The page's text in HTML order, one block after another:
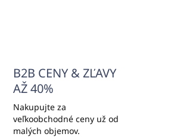
B2B CENY & ZĽAVY
AŽ 40%
Nakupujte za
veľkoobchodné ceny už od
malých objemov.